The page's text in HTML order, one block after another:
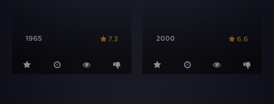
1965 7.3 2000 6.6